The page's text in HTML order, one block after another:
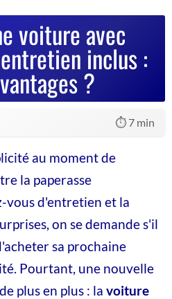
voiture avec
inclus :
?
⏱️ 7 min
au moment de
la paperasse
vous d'entretien et la
on se demande s'il
sa prochaine
Pourtant, une nouvelle
plus en plus : la voiture